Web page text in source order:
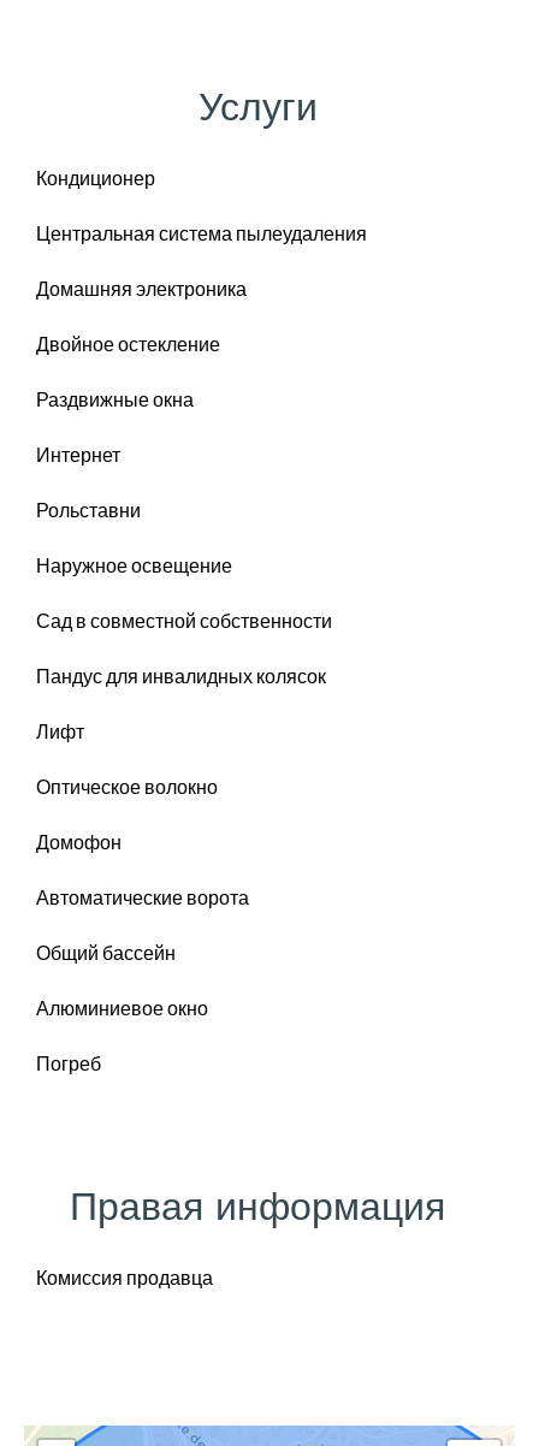
Услуги
Кондиционер
Центральная система пылеудаления
Домашняя электроника
Двойное остекление
Раздвижные окна
Интернет
Рольставни
Наружное освещение
Сад в совместной собственности
Пандус для инвалидных колясок
Лифт
Оптическое волокно
Домофон
Автоматические ворота
Общий бассейн
Алюминиевое окно
Погреб
Правая информация
Комиссия продавца